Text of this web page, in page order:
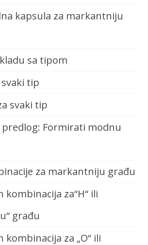
kapsula za markantniju
sa tipom
svaki tip
svaki tip
Formirati modnu
za markantniju građu
kombinacija za“H“ ili
građu
kombinacija za „O“ ili